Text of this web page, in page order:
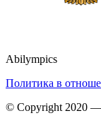
Abilympics
Политика в
© Copyright 2020